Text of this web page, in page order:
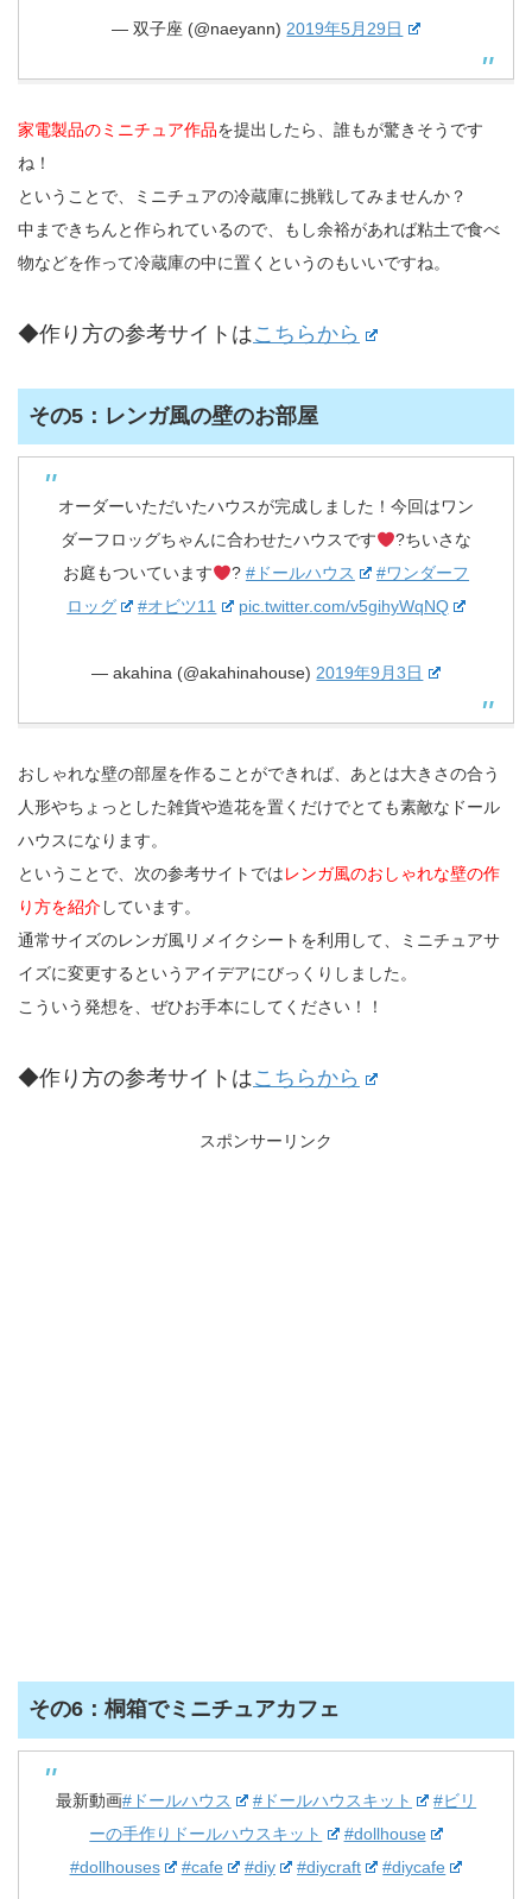
— 双子座 (@naeyann)2019年5月29日
家電製品のミニチュア作品を提出したら、誰もが驚きそうです
ね！
ということで、ミニチュアの冷蔵庫に挑戦してみませんか？
中まできちんと作られているので、もし余裕があれば粘土で食べ
物などを作って冷蔵庫の中に置くというのもいいですね。
◆作り方の参考サイトはこちらから
その5：レンガ風の壁のお部屋
オーダーいただいたハウスが完成しました！今回はワン
ダーフロッグちゃんに合わせたハウスです
?ちいさな
お庭もついています
? #ドールハウス
#ワンダーフ
ロッグ
#オビツ11 pic.twitter.com/v5gihyWqNQ
— akahina (@akahinahouse)2019年9月3日
おしゃれな壁の部屋を作ることができれば、あとは大きさの合う
人形やちょっとした雑貨や造花を置くだけでとても素敵なドール
ハウスになります。
ということで、次の参考サイトではレンガ風のおしゃれな壁の作
り方を紹介しています。
通常サイズのレンガ風リメイクシートを利用して、ミニチュアサ
イズに変更するというアイデアにびっくりしました。
こういう発想を、ぜひお手本にしてください！！
◆作り方の参考サイトはこちらから
スポンサーリンク
その6：桐箱でミニチュアカフェ
最新動画#ドールハウス #ドールハウスキット
#ビリ
ーの手作りドールハウスキット
#dollhouse
#dollhouses
#cafe #diy #diycraft #diycafe